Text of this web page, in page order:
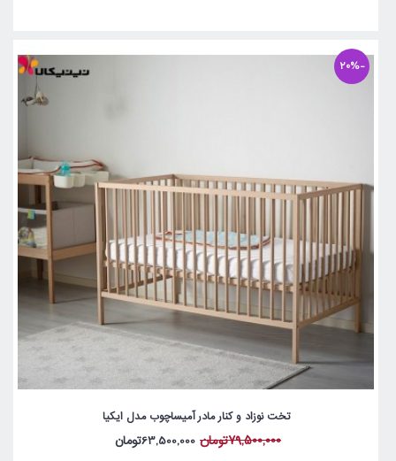
-20%
تخت نوزاد و کنار مادر آمیساچوب مدل ایکیا
79,500,000تومان 63,500,000تومان